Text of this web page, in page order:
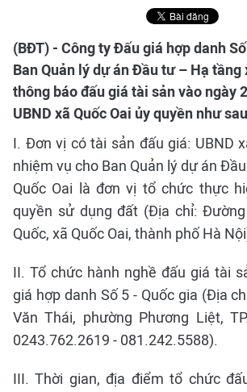
(BĐT) - Công ty Đấu giá hợp danh
Ban Quản lý dự án Đầu tư – Hạ tầng
thông báo đấu giá tài sản vào ngày
UBND xã Quốc Oai ủy quyền như
I. Đơn vị có tài sản đấu giá: UBND
nhiệm vụ cho Ban Quản lý dự án
Quốc Oai là đơn vị tổ chức thực
quyền sử dụng đất (Địa chỉ:
Quốc, xã Quốc Oai, thành phố Hà
II. Tổ chức hành nghề đấu giá tài
giá hợp danh Số 5 - Quốc gia (Địa
Văn Thái, phường Phương Liệt,
0243.762.2619 - 081.242.5588).
III. Thời gian, địa điểm tổ chức